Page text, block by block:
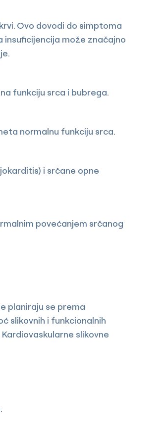
Ovo dovodi do simptoma
insuficijencija može značajno
funkciju srca i bubrega.
normalnu funkciju srca.
i srčane opne
povećanjem srčanog
planiraju se prema
slikovnih i funkcionalnih
slikovne